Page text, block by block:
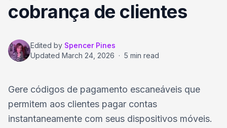
cobrança de clientes
Edited by Spencer Pines
Updated March 24, 2026 · 5 min read
Gere códigos de pagamento escaneáveis que
permitem aos clientes pagar contas
instantaneamente com seus dispositivos móveis.